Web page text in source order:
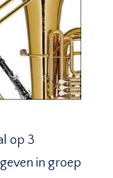
op 3
in groep